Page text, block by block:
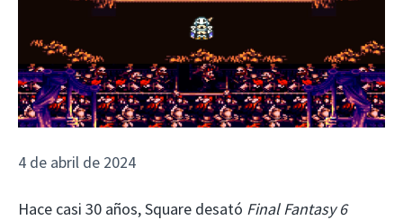
4 de abril de 2024
Hace casi 30 años, Square desató Final Fantasy 6